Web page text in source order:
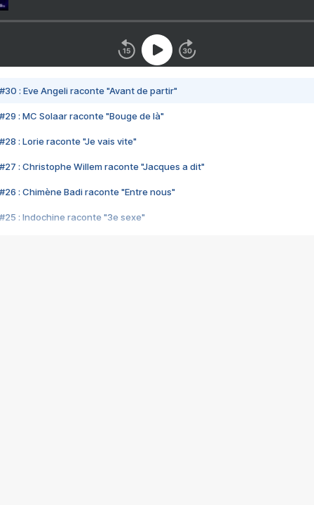
#30 : Eve Angeli raconte "Avant de partir"
#29 : MC Solaar raconte "Bouge de là"
#28 : Lorie raconte "Je vais vite"
#27 : Christophe Willem raconte "Jacques a dit"
#26 : Chimène Badi raconte "Entre nous"
#25 : Indochine raconte "3e sexe"